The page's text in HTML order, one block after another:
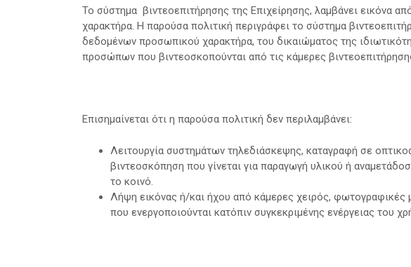
Το σύστημα βιντεοεπιτήρησης της Επιχείρησης, λαμβάνει εικόνα
χαρακτήρα. Η παρούσα πολιτική περιγράφει το σύστημα
δεδομένων προσωπικού χαρακτήρα, του δικαιώματος της
προσώπων που βιντεοσκοπούνται από τις κάμερες
Επισημαίνεται ότι η παρούσα πολιτική δεν περιλαμβάνει:
Λειτουργία συστημάτων τηλεδιάσκεψης, καταγραφή σε
βιντεοσκόπηση που γίνεται για παραγωγή υλικού ή
το κοινό.
Λήψη εικόνας ή/και ήχου από κάμερες χειρός,
που ενεργοποιούνται κατόπιν συγκεκριμένης ενέργειας του